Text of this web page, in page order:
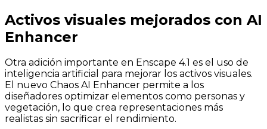
Activos visuales mejorados con AI
Enhancer
Otra adición importante en Enscape 4.1 es el uso de
inteligencia artificial para mejorar los activos visuales.
El nuevo Chaos AI Enhancer permite a los
diseñadores optimizar elementos como personas y
vegetación, lo que crea representaciones más
realistas sin sacrificar el rendimiento.